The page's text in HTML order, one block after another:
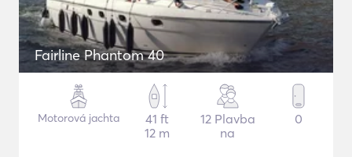
Fairline Phantom 40
Motorová jachta
41 ft
12 m
12 Plavba
na
0